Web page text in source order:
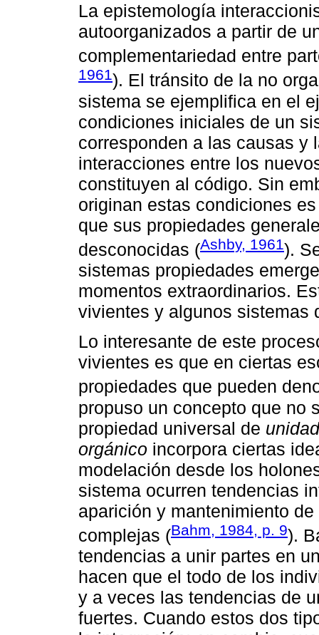
La epistemología
autoorganizados a partir de
complementariedad entre
1961). El tránsito de la no
sistema se ejemplifica en el
condiciones iniciales de un
corresponden a las causas y
interacciones entre los
constituyen al código. Sin
originan estas condiciones
que sus propiedades
desconocidas (Ashby, 1961).
sistemas propiedades
momentos extraordinarios.
vivientes y algunos sistemas
Lo interesante de este
vivientes es que en ciertas
propiedades que pueden
propuso un concepto que no
propiedad universal de
orgánico incorpora ciertas
modelación desde los
sistema ocurren tendencias
aparición y mantenimiento
complejas (Bahm, 1984, p. 9).
tendencias a unir partes en
hacen que el todo de los
y a veces las tendencias de
fuertes. Cuando estos dos